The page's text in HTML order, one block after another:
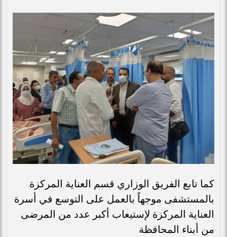
كما تابع الفريق الوزاري قسم العناية المركزة
بالمستشفى موجهاً بالعمل على التوسع في أسرة
العناية المركزة لإستيعاب أكبر عدد من المرضى
من أبناء المحافظة